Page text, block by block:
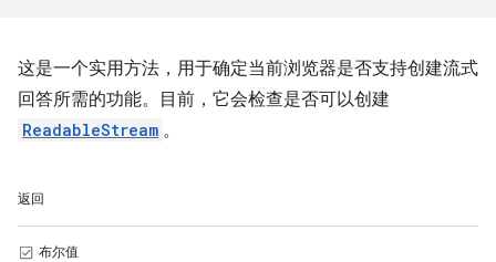
这是一个实用方法，用于确定当前浏览器是否支持创建流式
回答所需的功能。目前，它会检查是否可以创建
ReadableStream 。
返回
布尔值